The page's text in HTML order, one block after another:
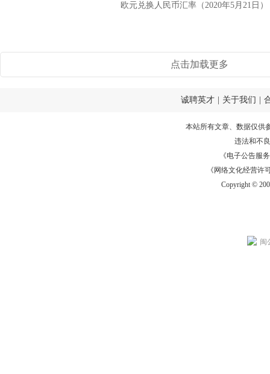
欧元兑换人民币汇率（2020年5月21日
点击加载更多
诚聘英才 关于我们
本站所有文章、数据仅供
违法和不
《电子公告服务
《网络文化经营许
Copyright ©
闽